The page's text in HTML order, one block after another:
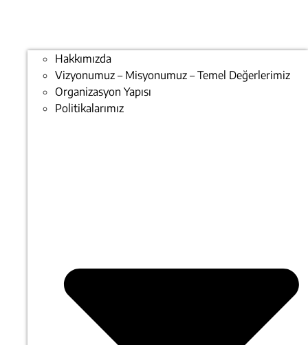
Hakkımızda
Vizyonumuz – Misyonumuz – Temel Değerlerimiz
Organizasyon Yapısı
Politikalarımız